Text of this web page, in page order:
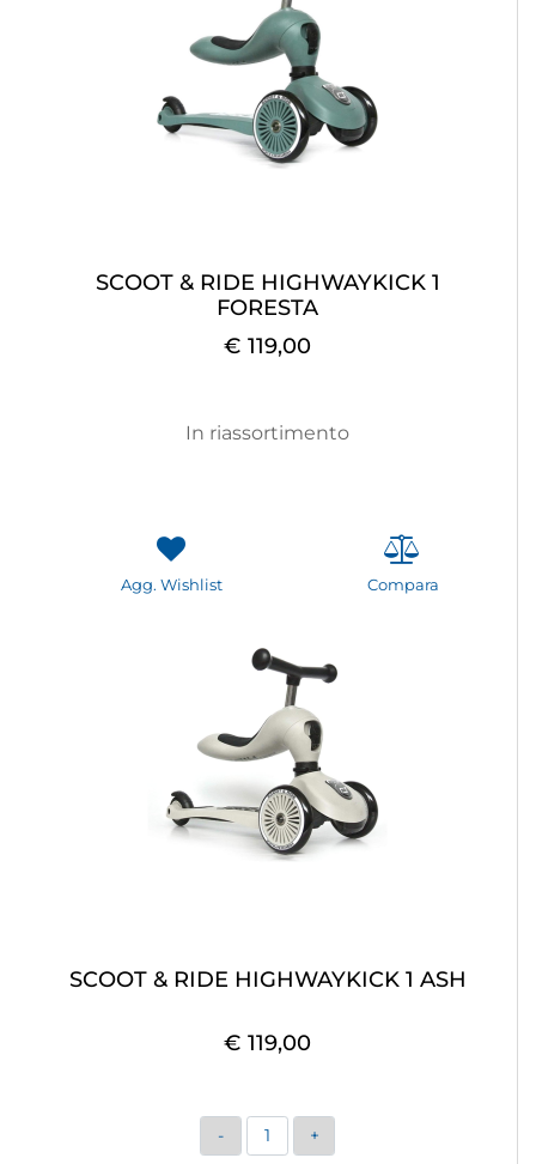
SCOOT & RIDE HIGHWAYKICK 1
FORESTA
€ 119,00
In riassortimento
Agg. Wishlist Compara
SCOOT & RIDE HIGHWAYKICK 1 ASH
€ 119,00
Quantità